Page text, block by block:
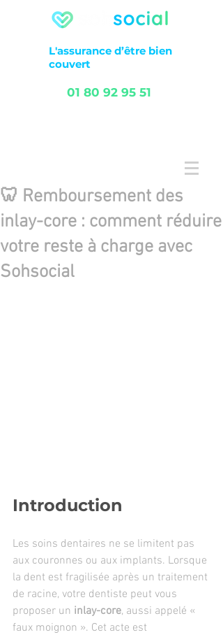
L'assurance d’être bien
couvert
01 80 92 95 51
🦷 Remboursement des
inlay-core : comment réduire
votre reste à charge avec
Sohsocial
Introduction
Les soins dentaires ne se limitent pas
aux couronnes ou aux implants. Lorsque
la dent est fragilisée après un traitement
de racine, votre dentiste peut vous
proposer un inlay-core, aussi appelé «
faux moignon ». Cet acte est